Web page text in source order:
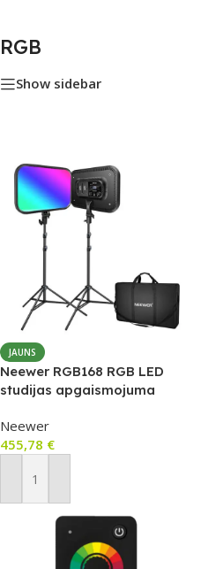
RGB
Show sidebar
JAUNS
Neewer RGB168 RGB LED
studijas apgaismojuma
2500–8500K
Neewer
455,78 €
Pievienot Grozam